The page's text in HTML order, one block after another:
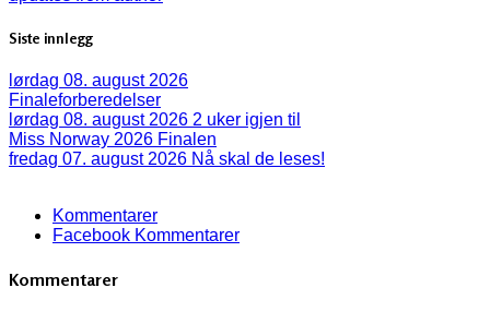
Siste innlegg
lørdag 08. august 2026
Finaleforberedelser
lørdag 08. august 2026 2 uker igjen til
Miss Norway 2026 Finalen
fredag 07. august 2026 Nå skal de leses!
Kommentarer
Facebook Kommentarer
Kommentarer